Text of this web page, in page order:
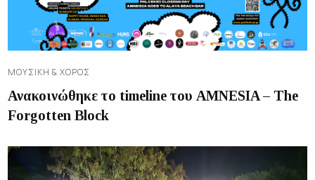
ΜΟΥΣΙΚΉ & ΧΟΡΌΣ
Ανακοινώθηκε το timeline του AMNESIA – The
Forgotten Block